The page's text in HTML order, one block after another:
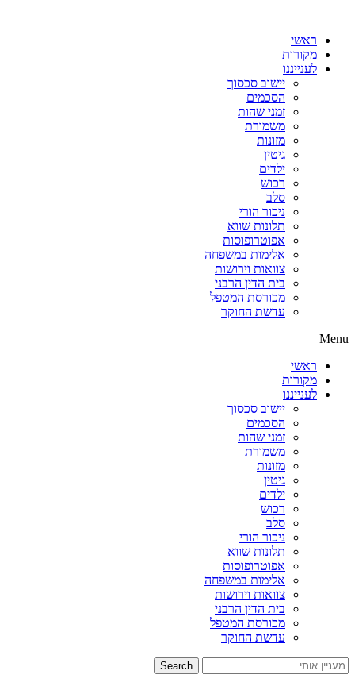
ראשי
מקורות
לענייננו
יישוב סכסוך
הסכמים
זמני שהות
משמורת
מזונות
גיטין
ילדים
רכוש
סלב
ניכור הורי
תלונות שווא
אפוטרופוסות
אלימות במשפחה
צוואות וירושות
בית הדין הרבני
מכורסת המטפל
עדשת החוקר
Menu
ראשי
מקורות
לענייננו
יישוב סכסוך
הסכמים
זמני שהות
משמורת
מזונות
גיטין
ילדים
רכוש
סלב
ניכור הורי
תלונות שווא
אפוטרופוסות
אלימות במשפחה
צוואות וירושות
בית הדין הרבני
מכורסת המטפל
עדשת החוקר
Search